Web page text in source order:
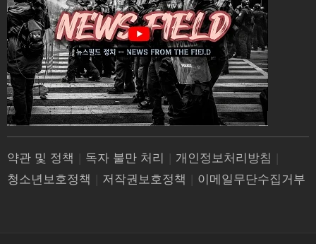
약관 및 정책 독자 불만 처리 개인정보처리방침
청소년보호정책
저작권보호정책 이메일무단수집거부